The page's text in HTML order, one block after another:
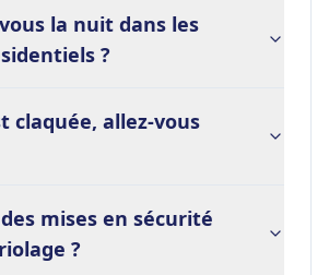
la nuit dans les
?
claquée, allez-vous
mises en sécurité
?